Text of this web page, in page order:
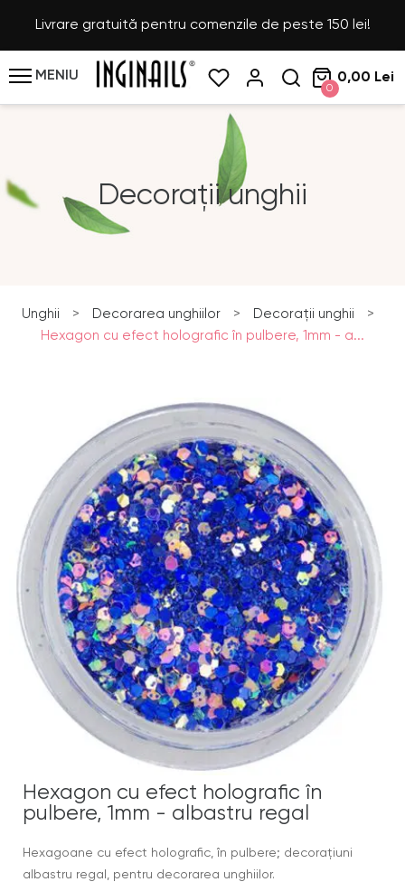
Livrare gratuită pentru comenzile de peste 150 lei!
MENIU
0
0,00 Lei
Decorații unghii
Unghii > Decorarea unghiilor > Decorații unghii
>
Hexagon cu efect holografic în pulbere, 1mm - a...
Hexagon cu efect holografic în
pulbere, 1mm - albastru regal
Hexagoane cu efect holografic, în pulbere; decoraţiuni
albastru regal, pentru decorarea unghiilor.